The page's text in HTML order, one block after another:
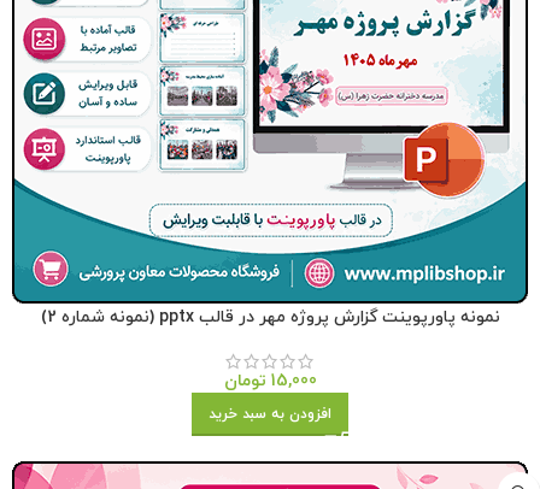
نمونه پاورپوینت گزارش پروژه مهر در قالب pptx (نمونه شماره 2)
15,000 تومان
افزودن به سبد خرید